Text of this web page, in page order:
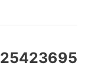
25423695